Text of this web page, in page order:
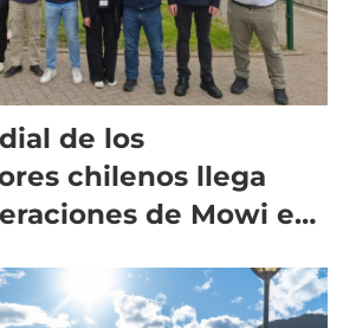
de los
chilenos llega
de Mowi en